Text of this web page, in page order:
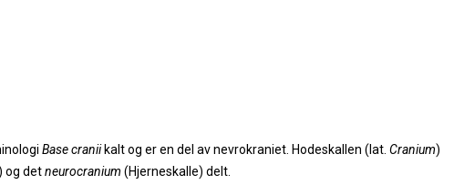
Base craniikalt og er en del av nevrokraniet. Hodeskallen (lat. Cranium)
og detneurocranium (Hjerneskalle) delt.